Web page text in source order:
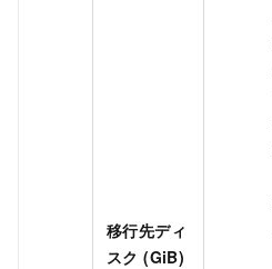
移行先ディ
スク (GiB)